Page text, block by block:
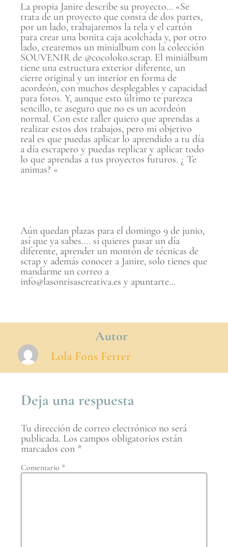
La propia Janire describe su proyecto… «Se
trata de un proyecto que consta de dos partes,
por un lado, trabajaremos la tela y el cartón
para crear una bonita caja acolchada y, por otro
lado, crearemos un minialbum con la colección
SOUVENIR de @cocoloko.scrap. El miniálbum
tiene una estructura exterior diferente, un
cierre original y un interior en forma de
acordeón, con muchos desplegables y capacidad
para fotos. Y, aunque esto último te parezca
sencillo, te aseguro que no es un acordeón
normal. Con este taller quiero que aprendas a
realizar estos dos trabajos, pero mi objetivo
real es que puedas aplicar lo aprendido a tu día
a día escrapero y puedas replicar y aplicar todo
lo que aprendas a tus proyectos futuros. ¿ Te
animas? «
Aún quedan plazas para el domingo 9 de junio,
así que ya sabes…. si quieres pasar un día
diferente, aprender un montón de técnicas de
scrap y además conocer a Janire, solo tienes que
mandarme un correo a
info@lasonrisascreativa.es y apuntarte…
Autor
Lola Fons Ferrer
Deja una respuesta
Tu dirección de correo electrónico no será
publicada. Los campos obligatorios están
marcados con *
Comentario *